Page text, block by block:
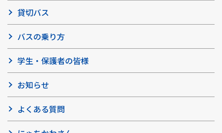
貸切バス
バスの乗り方
学生・保護者の皆様
お知らせ
よくある質問